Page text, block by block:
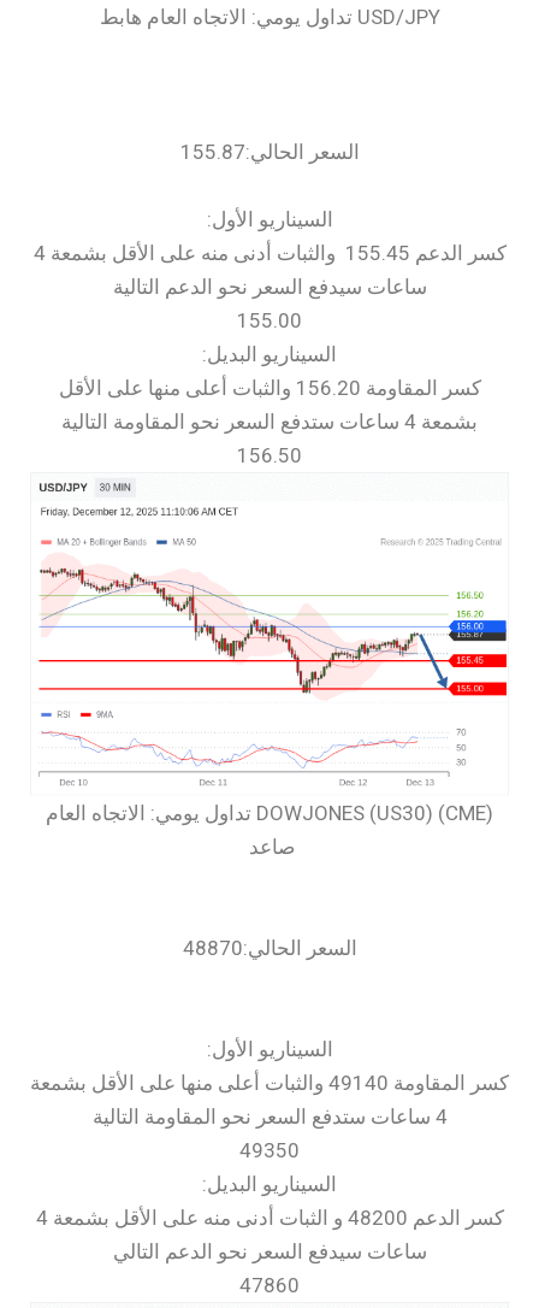
‏USD/JPY تداول يومي: الاتجاه العام هابط
السعر الحالي:155.87
السيناريو الأول:
كسر الدعم 155.45 والثبات أدنى منه على الأقل بشمعة 4
ساعات سيدفع السعر نحو الدعم التالية
155.00
السيناريو البديل:
كسر المقاومة 156.20 والثبات أعلى منها على الأقل
بشمعة 4 ساعات ستدفع السعر نحو المقاومة التالية
156.50
‏DOWJONES (US30) (CME) تداول يومي: الاتجاه العام
صاعد
السعر الحالي:48870
السيناريو الأول:
كسر المقاومة 49140 والثبات أعلى منها على الأقل بشمعة
4 ساعات ستدفع السعر نحو المقاومة التالية
49350
السيناريو البديل:
كسر الدعم 48200 و الثبات أدنى منه على الأقل بشمعة 4
ساعات سيدفع السعر نحو الدعم التالي
47860